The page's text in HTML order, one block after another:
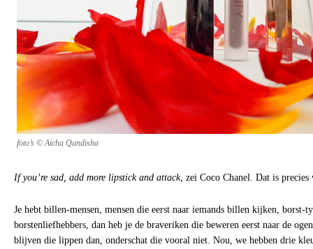
foto’s © Aicha Qandisha
If you’re sad, add more lipstick and attack, zei Coco Chanel. Dat is precies
Je hebt billen-mensen, mensen die eerst naar iemands billen kijken, borst-
borstenliefhebbers, dan heb je de braveriken die beweren eerst naar de
blijven die lippen dan, onderschat die vooral niet. Nou, we hebben drie